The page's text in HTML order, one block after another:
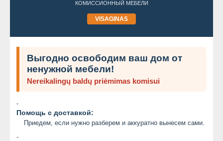
КОМИССИОННЫЙ МЕБЕЛИ
VISAGINAS
Выгодно освободим ваш дом от
ненужной мебели!
Nereikalingų baldų priėmimas komisui
-
Помощь с доставкой:
Приедем, если нужно разберем и аккуратно вынесем сами.
-